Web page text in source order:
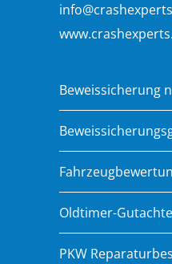
Beweissicherung
Oldtimer-
PKW